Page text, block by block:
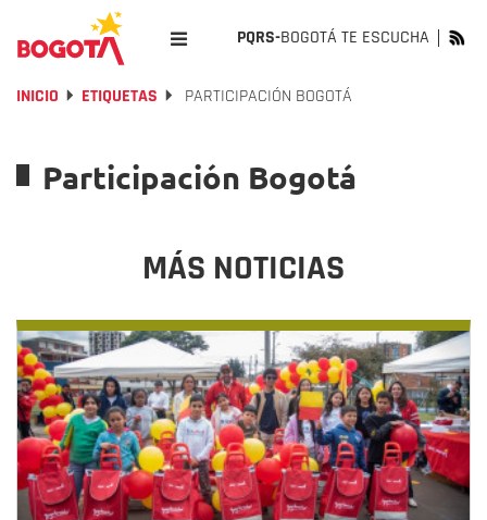
PQRS-BOGOTÁ TE ESCUCHA
INICIO ETIQUETAS PARTICIPACIÓN BOGOTÁ
Participación Bogotá
MÁS NOTICIAS